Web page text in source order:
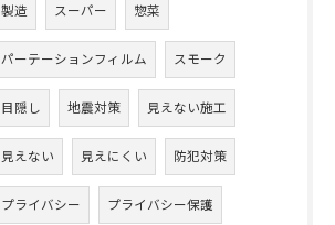
製造 スーパー 惣菜
パーテーションフィルム スモーク
目隠し 地震対策 見えない施工
見えない 見えにくい 防犯対策
プライバシー プライバシー保護